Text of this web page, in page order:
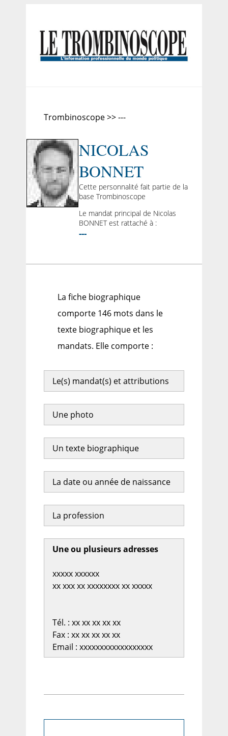
Trombinoscope >> ---
NICOLAS
BONNET
Cette personnalité fait partie de la
base Trombinoscope
Le mandat principal de Nicolas
BONNET est rattaché à :
---
La fiche biographique
comporte 146 mots dans le
texte biographique et les
mandats. Elle comporte :
Le(s) mandat(s) et attributions
Une photo
Un texte biographique
La date ou année de naissance
La profession
Une ou plusieurs adresses
xxxxx xxxxxx
xx xxx xx xxxxxxxx xx xxxxx
Tél. : xx xx xx xx xx
Fax : xx xx xx xx xx
Email : xxxxxxxxxxxxxxxxxx